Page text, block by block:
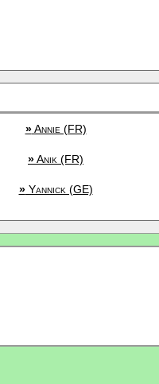
»Annie (FR)
»Anik (FR)
»Yannick (GE)